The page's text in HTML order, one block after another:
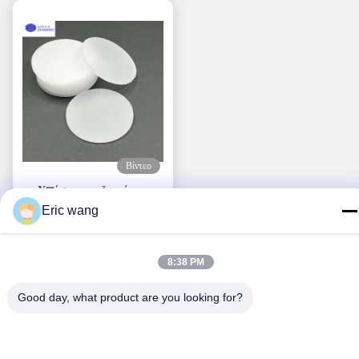
Βίντεο
Υπόστρωμα ζαφείριου
καθαρού χρώματος για
Πάρτε την καλύτερη
Eric wang
8:38 PM
Good day, what product are you looking for?